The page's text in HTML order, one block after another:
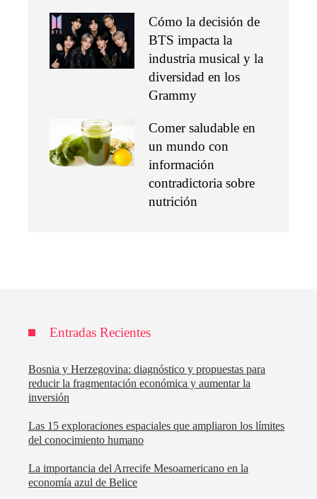
Cómo la decisión de
BTS impacta la
industria musical y la
diversidad en los
Grammy
Comer saludable en
un mundo con
información
contradictoria sobre
nutrición
Entradas Recientes
Bosnia y Herzegovina: diagnóstico y propuestas para
reducir la fragmentación económica y aumentar la
inversión
Las 15 exploraciones espaciales que ampliaron los límites
del conocimiento humano
La importancia del Arrecife Mesoamericano en la
economía azul de Belice